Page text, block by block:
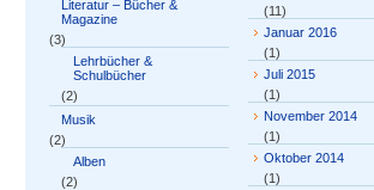
Literatur – Bücher &
Magazine
(3)
Lehrbücher &
Schulbücher
(2)
Musik
(2)
Alben
(2)
(11)
Januar 2016
(1)
Juli 2015
(1)
November 2014
(1)
Oktober 2014
(1)